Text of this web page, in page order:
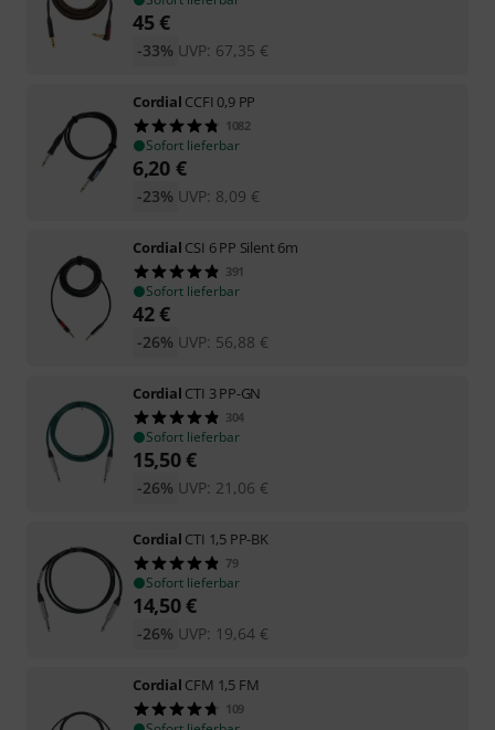
45€
UVP: 67,35 €
-33%
Cordial CCFI 0,9 PP
1082
Sofort lieferbar
6,20 €
UVP: 8,09 €
-23%
Cordial CSI 6 PP Silent 6m
391
Sofort lieferbar
42€
UVP: 56,88 €
-26%
Cordial CTI 3 PP-GN
304
Sofort lieferbar
15,50€
UVP: 21,06 €
-26%
Cordial CTI 1,5 PP-BK
79
Sofort lieferbar
14,50€
UVP: 19,64 €
-26%
Cordial CFM 1,5 FM
109